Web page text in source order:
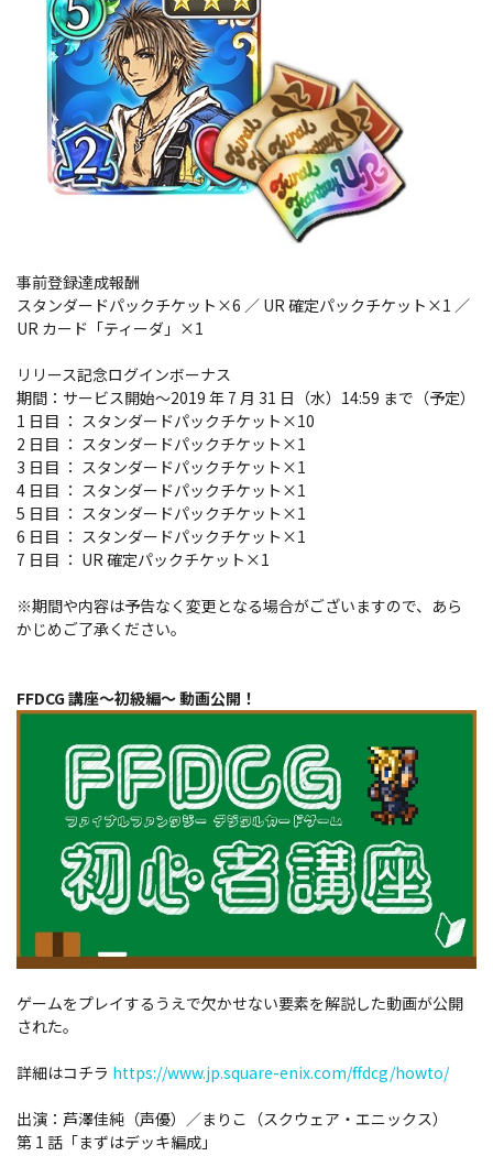
事前登録達成報酬
スタンダードパックチケット×6 ／ UR 確定パックチケット×1 ／
UR カード「ティーダ」×1
リリース記念ログインボーナス
期間：サービス開始～2019 年 7 月 31 日（水）14:59 まで（予定）
1 日目 ： スタンダードパックチケット×10
2 日目 ： スタンダードパックチケット×1
3 日目 ： スタンダードパックチケット×1
4 日目 ： スタンダードパックチケット×1
5 日目 ： スタンダードパックチケット×1
6 日目 ： スタンダードパックチケット×1
7 日目 ： UR 確定パックチケット×1
※期間や内容は予告なく変更となる場合がございますので、あら
かじめご了承ください。
FFDCG 講座～初級編～ 動画公開！
ゲームをプレイするうえで欠かせない要素を解説した動画が公開
された。
詳細はコチラ https://www.jp.square-enix.com/ffdcg/howto/
出演：芦澤佳純（声優）／まりこ（スクウェア・エニックス）
第 1 話「まずはデッキ編成」